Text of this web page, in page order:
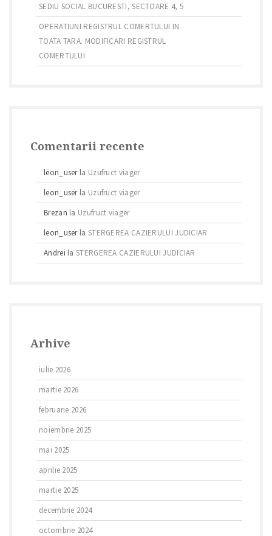
SEDIU SOCIAL BUCURESTI, SECTOARE 4, 5
OPERATIUNI REGISTRUL COMERTULUI IN
TOATA TARA. MODIFICARI REGISTRUL
COMERTULUI
Comentarii recente
leon_userla Uzufruct viager
leon_userla Uzufruct viager
Brezan la Uzufruct viager
leon_userla STERGEREA CAZIERULUI JUDICIAR
Andrei laSTERGEREA CAZIERULUI JUDICIAR
Arhive
iulie 2026
martie 2026
februarie 2026
noiembrie 2025
mai 2025
aprilie 2025
martie 2025
decembrie 2024
octombrie 2024